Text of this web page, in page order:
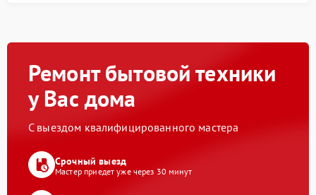
Ремонт бытовой техники
у Вас дома
С выездом квалифицированного мастера
Срочный выезд
Мастер приедет уже через 30 минут